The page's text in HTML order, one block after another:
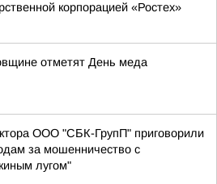
корпорацией «Ростех»
отметят День меда
ООО "СБК-ГрупП" приговорили
за мошенничество с
лугом"